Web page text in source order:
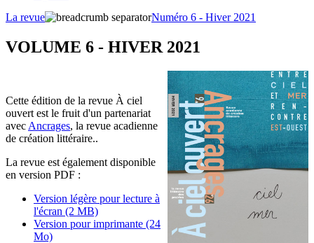
La revue
Numéro 6 - Hiver 2021
VOLUME 6 - HIVER 2021
Cette édition de la revue À ciel
ouvert est le fruit d'un partenariat
avec Ancrages, la revue acadienne
de création littéraire..
La revue est également disponible
en version PDF :
Version légère pour lecture à
l'écran (2 MB)
Version pour imprimante (24
Mo)